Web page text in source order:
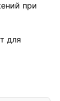
при
для